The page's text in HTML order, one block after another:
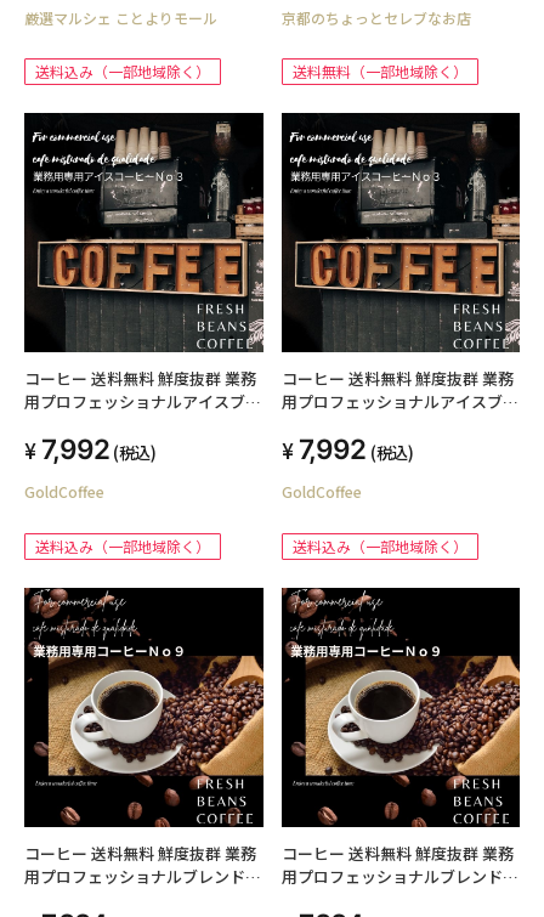
厳選マルシェ ことよりモール
送料込み（一部地域除く）
京都のちょっとセレブなお店
送料無料（一部地域除く）
コーヒー 送料無料 鮮度抜群 業務
用プロフェッショナルアイスブレ
業務用コーヒー
7,992 (税込)
GoldCoffee
送料込み（一部地域除く）
コーヒー 送料無料 鮮度抜群 業務
用プロフェッショナルアイスブレ
業務用コーヒー
7,992 (税込)
GoldCoffee
送料込み（一部地域除く）
コーヒー 送料無料 鮮度抜群 業務
用プロフェッショナルブレンド
コーヒー 送料無料 鮮度抜群 業務
用プロフェッショナルブレンド